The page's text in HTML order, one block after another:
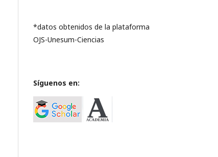
*datos obtenidos de la plataforma
OJS-Unesum-Ciencias
Síguenos en: